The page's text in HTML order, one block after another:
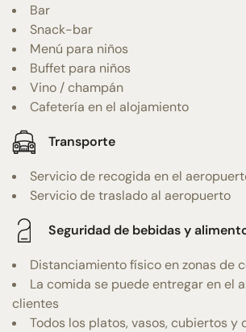
Bar
Snack-bar
Menú para niños
Buffet para niños
Vino / champán
Cafetería en el alojamiento
Transporte
Servicio de recogida en el
Servicio de traslado al aeropuerto
Seguridad de bebidas y
Distanciamiento físico en zonas de
La comida se puede entregar en el
clientes
Todos los platos, vasos, cubiertos y